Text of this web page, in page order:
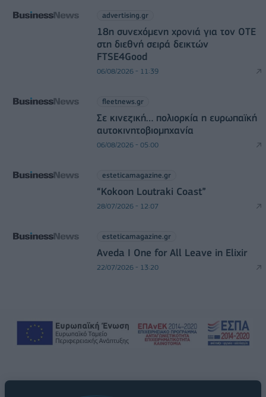
advertising.gr
18η συνεχόμενη χρονιά για τον ΟΤΕ
στη διεθνή σειρά δεικτών
FTSE4Good
06/08/2026 - 11:39
fleetnews.gr
Σε κινεζική… πολιορκία η ευρωπαϊκή
αυτοκινητοβιομηχανία
06/08/2026 - 05:00
esteticamagazine.gr
“Kokoon Loutraki Coast”
28/07/2026 - 12:07
esteticamagazine.gr
Aveda I One for All Leave in Elixir
22/07/2026 - 13:20